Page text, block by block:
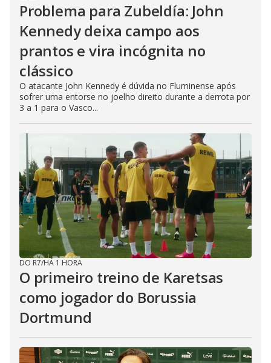
Problema para Zubeldía: John
Kennedy deixa campo aos
prantos e vira incógnita no
clássico
O atacante John Kennedy é dúvida no Fluminense após
sofrer uma entorse no joelho direito durante a derrota por
3 a 1 para o Vasco...
DO R7/HÁ 1 HORA
O primeiro treino de Karetsas
como jogador do Borussia
Dortmund